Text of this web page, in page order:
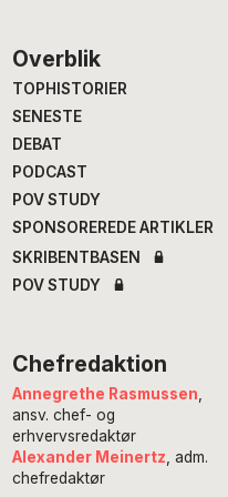
Footer
Overblik
TOPHISTORIER
SENESTE
DEBAT
PODCAST
POV STUDY
SPONSOREREDE ARTIKLER
SKRIBENTBASEN
POV STUDY
Chefredaktion
Annegrethe Rasmussen
ansv. chef- og
erhvervsredaktør
Alexander Meinertz , adm.
chefredaktør